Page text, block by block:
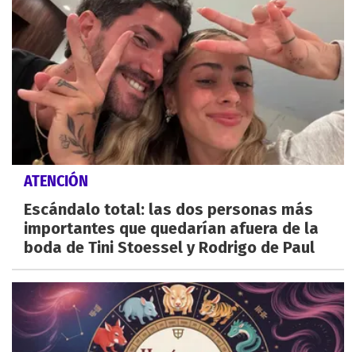
ATENCIÓN
Escándalo total: las dos personas más
importantes que quedarían afuera de la
boda de Tini Stoessel y Rodrigo de Paul